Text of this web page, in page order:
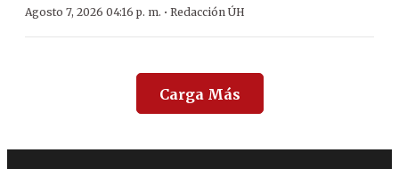
Agosto 7, 2026 04:16 p. m. · Redacción ÚH
Carga Más